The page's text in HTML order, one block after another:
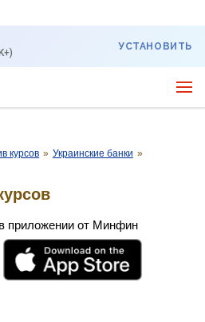
УСТАНОВИТЬ
курсов » Украинские банки »
приложении от Минфин